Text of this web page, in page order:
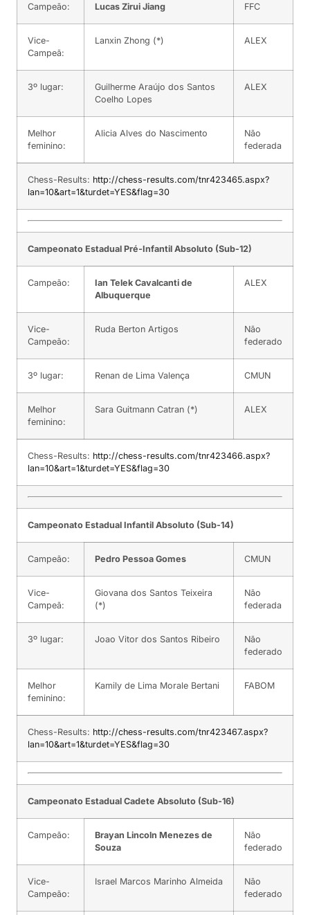
Campeão: Lucas Zirui Jiang FFC
Vice-
Campeã:
Lanxin Zhong (*) ALEX
3º lugar:
Guilherme Araújo dos Santos
Coelho Lopes
ALEX
Melhor
feminino:
Alicia Alves do Nascimento
Não
federada
Chess-Results: http://chess-results.com/tnr423465.aspx?
lan=10&art=1&turdet=YES&flag=30
Campeonato Estadual Pré-Infantil Absoluto (Sub-12)
Campeão:
Ian Telek Cavalcanti de
Albuquerque
ALEX
Vice-
Campeão:
Ruda Berton Artigos
Não
federado
3º lugar: Renan de Lima Valença CMUN
Melhor
feminino:
Sara Guitmann Catran (*) ALEX
Chess-Results: http://chess-results.com/tnr423466.aspx?
lan=10&art=1&turdet=YES&flag=30
Campeonato Estadual Infantil Absoluto (Sub-14)
Campeão: Pedro Pessoa Gomes CMUN
Vice-
Campeã:
Giovana dos Santos Teixeira
(*)
Não
federada
3º lugar: Joao Vitor dos Santos Ribeiro
Não
federado
Melhor
feminino:
Kamily de Lima Morale Bertani FABOM
Chess-Results: http://chess-results.com/tnr423467.aspx?
lan=10&art=1&turdet=YES&flag=30
Campeonato Estadual Cadete Absoluto (Sub-16)
Campeão:
Brayan Lincoln Menezes de
Souza
Não
federado
Vice-
Campeão:
Israel Marcos Marinho Almeida
Não
federado